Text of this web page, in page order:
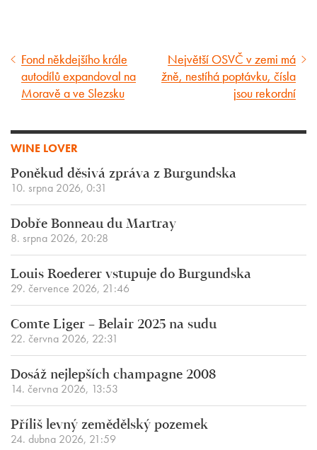
Předcházející
článek
Fond někdejšího krále
autodílů expandoval na
Moravě a ve Slezsku
Následující
článek
Největší OSVČ v zemi má
žně, nestíhá poptávku, čísla
jsou rekordní
WINE LOVER
Poněkud děsivá zpráva z Burgundska
10. srpna 2026, 0:31
Dobře Bonneau du Martray
8. srpna 2026, 20:28
Louis Roederer vstupuje do Burgundska
29. července 2026, 21:46
Comte Liger – Belair 2025 na sudu
22. června 2026, 22:31
Dosáž nejlepších champagne 2008
14. června 2026, 13:53
Příliš levný zemědělský pozemek
24. dubna 2026, 21:59